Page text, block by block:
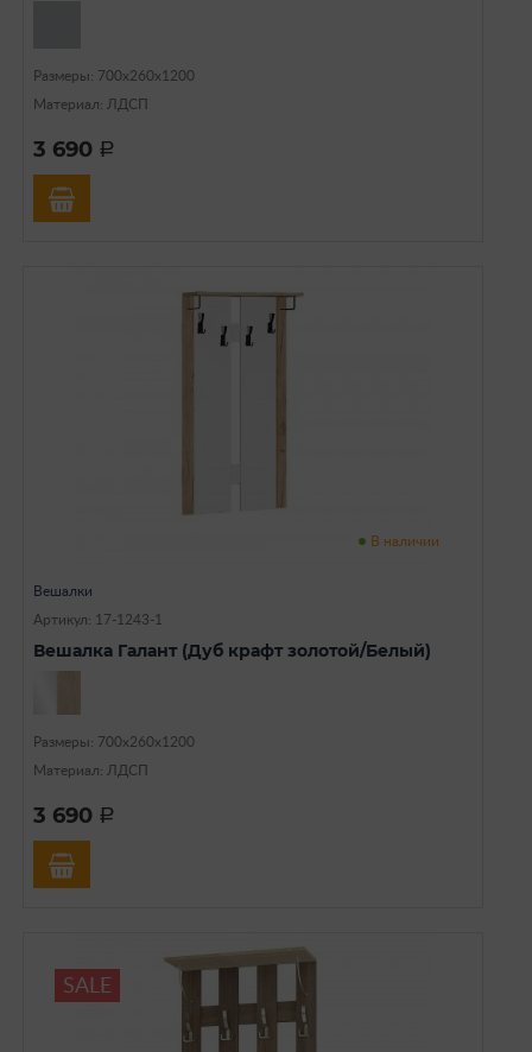
Размеры: 700х260х1200
Материал: ЛДСП
3 690 a
В наличии
Вешалки
Артикул: 17-1243-1
Вешалка Галант (Дуб крафт золотой/Белый)
Размеры: 700х260х1200
Материал: ЛДСП
3 690 a
SALE